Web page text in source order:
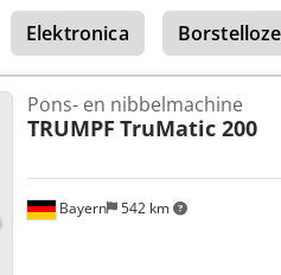
Elektronica
Bayern 542 km
Pons- en nibbelmachine
TRUMPF TruMatic 200